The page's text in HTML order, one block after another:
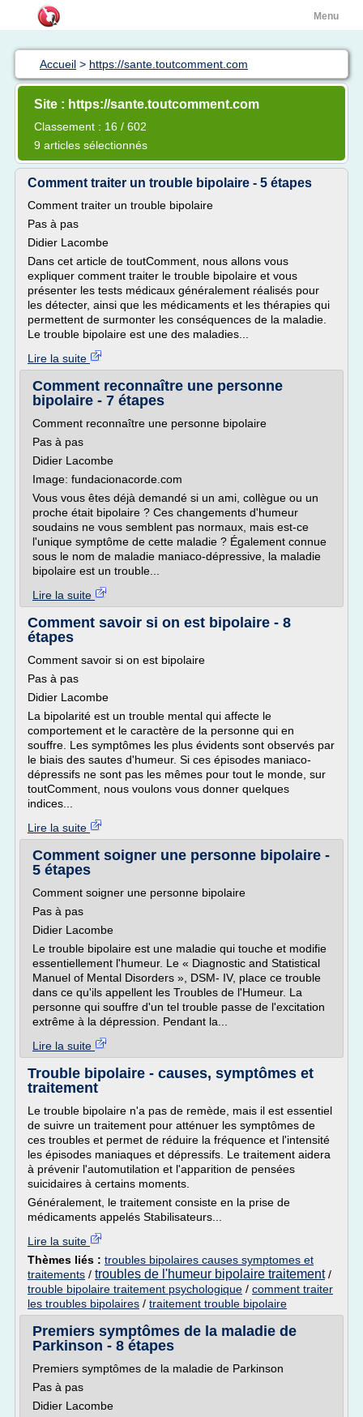
Menu
Accueil > https://sante.toutcomment.com
Site : https://sante.toutcomment.com
Classement : 16 / 602
9 articles sélectionnés
Comment traiter un trouble bipolaire - 5 étapes
Comment traiter un trouble bipolaire
Pas à pas
Didier Lacombe
Dans cet article de toutComment, nous allons vous
expliquer comment traiter le trouble bipolaire et vous
présenter les tests médicaux généralement réalisés pour
les détecter, ainsi que les médicaments et les thérapies qui
permettent de surmonter les conséquences de la maladie.
Le trouble bipolaire est une des maladies...
Lire la suite
Comment reconnaître une personne
bipolaire - 7 étapes
Comment reconnaître une personne bipolaire
Pas à pas
Didier Lacombe
Image: fundacionacorde.com
Vous vous êtes déjà demandé si un ami, collègue ou un
proche était bipolaire ? Ces changements d'humeur
soudains ne vous semblent pas normaux, mais est-ce
l'unique symptôme de cette maladie ? Également connue
sous le nom de maladie maniaco-dépressive, la maladie
bipolaire est un trouble...
Lire la suite
Comment savoir si on est bipolaire - 8
étapes
Comment savoir si on est bipolaire
Pas à pas
Didier Lacombe
La bipolarité est un trouble mental qui affecte le
comportement et le caractère de la personne qui en
souffre. Les symptômes les plus évidents sont observés par
le biais des sautes d'humeur. Si ces épisodes maniaco-
dépressifs ne sont pas les mêmes pour tout le monde, sur
toutComment, nous voulons vous donner quelques
indices...
Lire la suite
Comment soigner une personne bipolaire -
5 étapes
Comment soigner une personne bipolaire
Pas à pas
Didier Lacombe
Le trouble bipolaire est une maladie qui touche et modifie
essentiellement l'humeur. Le « Diagnostic and Statistical
Manuel of Mental Disorders », DSM- IV, place ce trouble
dans ce qu'ils appellent les Troubles de l'Humeur. La
personne qui souffre d'un tel trouble passe de l'excitation
extrême à la dépression. Pendant la...
Lire la suite
Trouble bipolaire - causes, symptômes et
traitement
Le trouble bipolaire n'a pas de remède, mais il est essentiel
de suivre un traitement pour atténuer les symptômes de
ces troubles et permet de réduire la fréquence et l'intensité
les épisodes maniaques et dépressifs. Le traitement aidera
à prévenir l'automutilation et l'apparition de pensées
suicidaires à certains moments.
Généralement, le traitement consiste en la prise de
médicaments appelés Stabilisateurs...
Lire la suite
Thèmes liés : troubles bipolaires causes symptomes et
traitements / troubles de l'humeur bipolaire traitement/
trouble bipolaire traitement psychologique / comment traiter
les troubles bipolaires / traitement trouble bipolaire
Premiers symptômes de la maladie de
Parkinson - 8 étapes
Premiers symptômes de la maladie de Parkinson
Pas à pas
Didier Lacombe